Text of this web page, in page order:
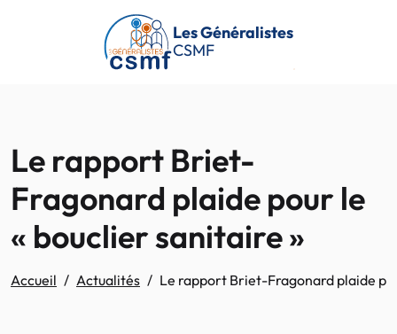
Passer au contenu principal
Les Généralistes
CSMF
Le rapport Briet-
Fragonard plaide pour le
« bouclier sanitaire »
Accueil Actualités Le rapport Briet-Fragonard plaide